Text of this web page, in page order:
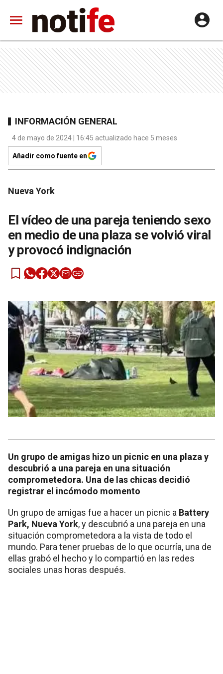
INFORMACIÓN GENERAL
4 de mayo de 2024 | 16:45 actualizado hace 5 meses
Añadir como fuente en
Nueva York
El vídeo de una pareja teniendo sexo
en medio de una plaza se volvió viral
y provocó indignación
Un grupo de amigas hizo un picnic en una plaza y
descubrió a una pareja en una situación
comprometedora. Una de las chicas decidió
registrar el incómodo momento
Un grupo de amigas fue a hacer un picnic a Battery
Park, Nueva York, y descubrió a una pareja en una
situación comprometedora a la vista de todo el
mundo. Para tener pruebas de lo que ocurría, una de
ellas grabó el hecho y lo compartió en las redes
sociales unas horas después.